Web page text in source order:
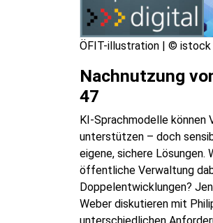
ÖFIT-illustration | © istock
Nachnutzung
47
KI-Sprachmodelle können
unterstützen – doch
eigene, sichere Lösungen.
öffentliche Verwaltung
Doppelentwicklungen?
Weber diskutieren mit